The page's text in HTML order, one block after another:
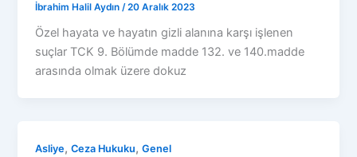
İbrahim Halil Aydın /20 Aralık 2023
Özel hayata ve hayatın gizli alanına karşı işlenen
suçlar TCK 9. Bölümde madde 132. ve 140.madde
arasında olmak üzere dokuz
Asliye,Ceza Hukuku,Genel